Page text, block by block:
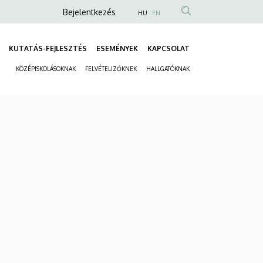
Anonim
fiók
menüje
Bejelentkezés HU EN
KUTATÁS-FEJLESZTÉS ESEMÉNYEK KAPCSOLAT
KÖZÉPISKOLÁSOKNAK FELVÉTELIZŐKNEK HALLGATÓKNAK